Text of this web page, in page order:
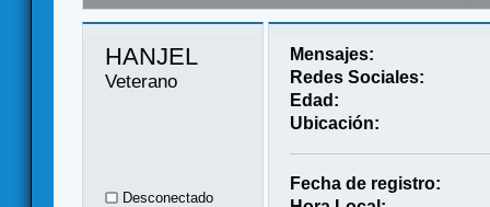
HANJEL
Veterano
Desconectado
Mensajes:
Redes Sociales:
Edad:
Ubicación:
Fecha de registro: